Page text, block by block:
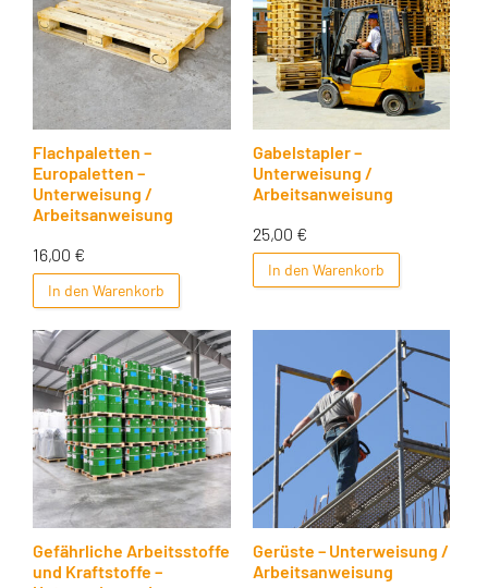
Flachpaletten –
Europaletten –
Unterweisung /
Arbeitsanweisung
16,00 €
In den Warenkorb
Gabelstapler –
Unterweisung /
Arbeitsanweisung
25,00 €
In den Warenkorb
Gefährliche Arbeitsstoffe
und Kraftstoffe –
Gerüste – Unterweisung /
Arbeitsanweisung